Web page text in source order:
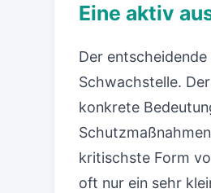
Eine aktiv
Der
Schwachstelle.
konkrete
kritischste Form
oft nur ein sehr